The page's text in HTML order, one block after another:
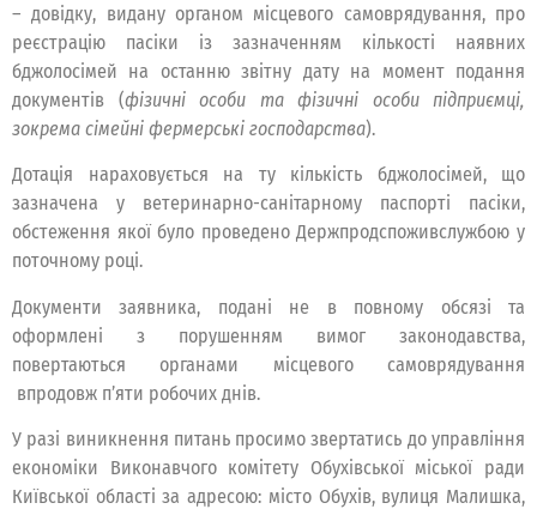
– довідку, видану органом місцевого самоврядування, про
реєстрацію пасіки із зазначенням кількості наявних
бджолосімей на останню звітну дату на момент подання
документів (фізичні особи та фізичні особи підприємці,
зокрема сімейні фермерські господарства).
Дотація нараховується на ту кількість бджолосімей, що
зазначена у ветеринарно-санітарному паспорті пасіки,
обстеження якої було проведено Держпродспоживслужбою у
поточному році.
Документи заявника, подані не в повному обсязі та
оформлені з порушенням вимог законодавства,
повертаються органами місцевого самоврядування
впродовж п’яти робочих днів.
У разі виникнення питань просимо звертатись до управління
економіки Виконавчого комітету Обухівської міської ради
Київської області за адресою: місто Обухів, вулиця Малишка,